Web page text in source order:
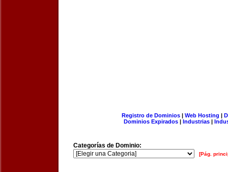
Registro de Dominios| Web Hosting |
Dominios Expirados | Industrias |
Categorías de Dominio:
[Pág.